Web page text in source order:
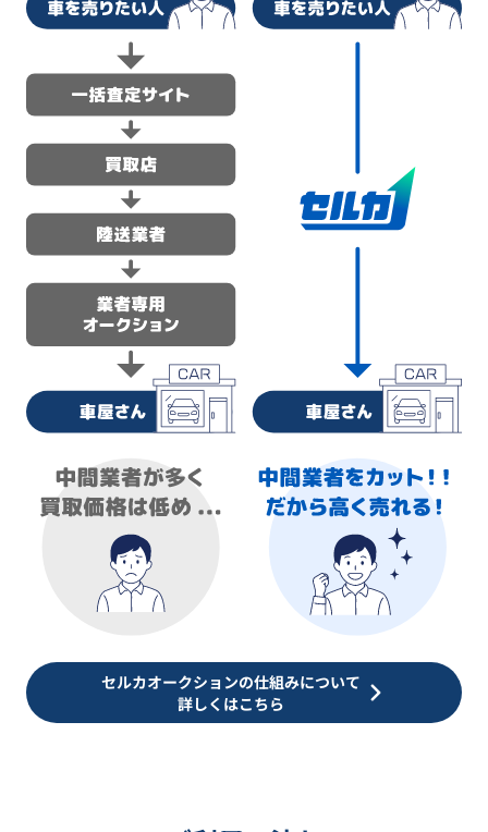
セルカオークションの仕組みについて
詳しくはこちら